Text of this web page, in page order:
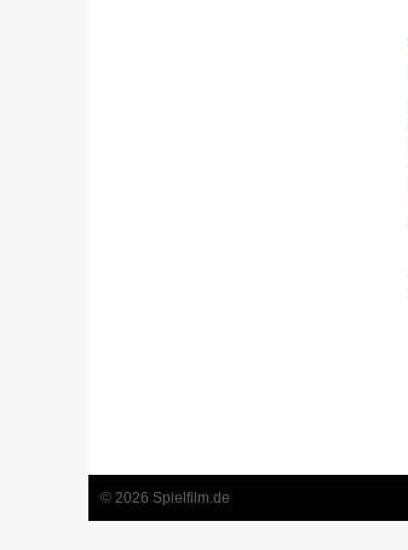
© 2026 Spielfilm.de